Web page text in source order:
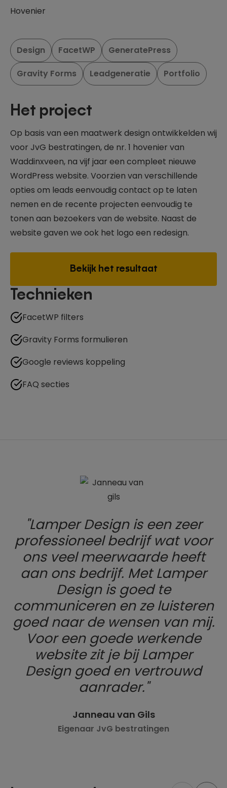
Hovenier
Design FacetWP
GeneratePress
Gravity Forms
Leadgeneratie Portfolio
Het project
Op basis van een maatwerk design ontwikkelden wij
voor JvG bestratingen, de nr. 1 hovenier van
Waddinxveen, na vijf jaar een compleet nieuwe
WordPress website. Voorzien van verschillende
opties om leads eenvoudig contact op te laten
nemen en de recente projecten eenvoudig te
tonen aan bezoekers van de website. Naast de
website gaven we ook het logo een redesign.
Bekijk het resultaat
Technieken
FacetWP filters
Gravity Forms formulieren
Google reviews koppeling
FAQ secties
Lamper Design is een zeer
professioneel bedrijf wat voor
ons veel meerwaarde heeft
aan ons bedrijf. Met Lamper
Design is goed te
communiceren en ze luisteren
goed naar de wensen van mij.
Voor een goede werkende
website zit je bij Lamper
Design goed en vertrouwd
aanrader.
Janneau van Gils
Eigenaar JvG bestratingen